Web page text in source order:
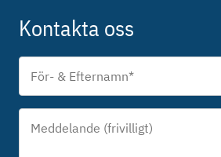
Kontakta oss
För-
Meddelande*